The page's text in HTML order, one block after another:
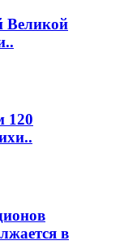
Великой
120
в